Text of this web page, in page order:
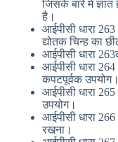
जिसके बारे में
है।
आईपीसी धारा
द्योतक चिन्ह का
आईपीसी धारा
आईपीसी धारा
कपटपूर्वक उपयोग।
आईपीसी धारा
उपयोग।
आईपीसी धारा
रखना।